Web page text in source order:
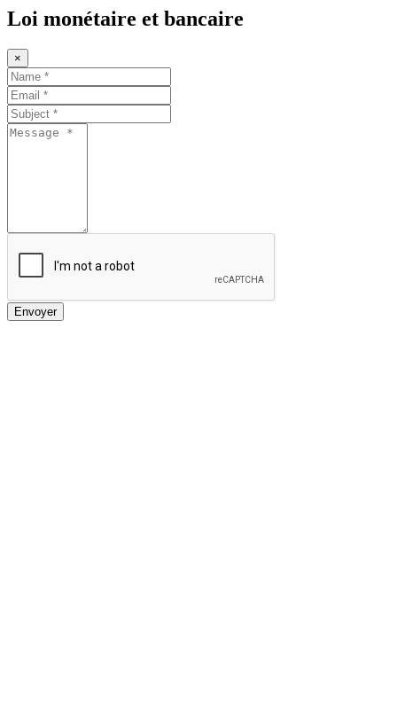
Loi monétaire et bancaire
×